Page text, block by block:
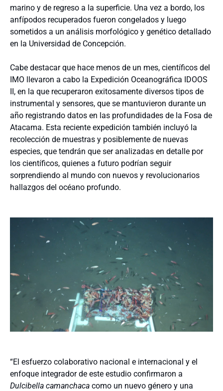
marino y de regreso a la superficie. Una vez a bordo, los
anfípodos recuperados fueron congelados y luego
sometidos a un análisis morfológico y genético detallado
en la Universidad de Concepción.
Cabe destacar que hace menos de un mes, científicos del
IMO llevaron a cabo la Expedición Oceanográfica IDOOS
II, en la que recuperaron exitosamente diversos tipos de
instrumental y sensores, que se mantuvieron durante un
año registrando datos en las profundidades de la Fosa de
Atacama. Esta reciente expedición también incluyó la
recolección de muestras y posiblemente de nuevas
especies, que tendrán que ser analizadas en detalle por
los científicos, quienes a futuro podrían seguir
sorprendiendo al mundo con nuevos y revolucionarios
hallazgos del océano profundo.
“El esfuerzo colaborativo nacional e internacional y el
enfoque integrador de este estudio confirmaron a
Dulcibella camanchaca como un nuevo género y una